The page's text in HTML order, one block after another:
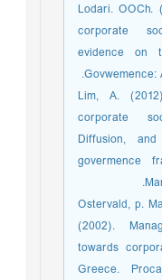
16. Lodari.
corporate
evidence on
17. Lim, A.
corporate
Diffusion,
govermence
18. Ostervald,
(2002).
towards
Greece.